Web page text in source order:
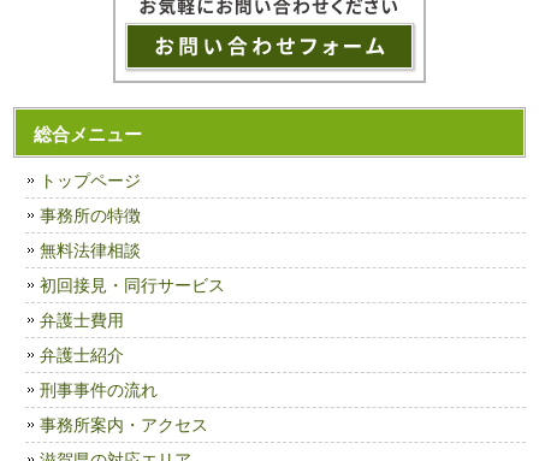
総合メニュー
トップページ
事務所の特徴
無料法律相談
初回接見・同行サービス
弁護士費用
弁護士紹介
刑事事件の流れ
事務所案内・アクセス